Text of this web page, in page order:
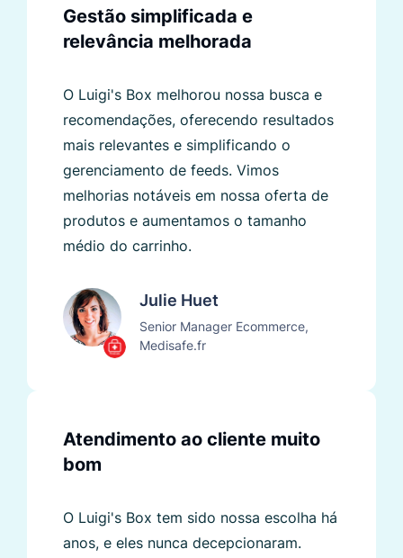
Gestão simplificada e
relevância melhorada
O Luigi's Box melhorou nossa busca e
recomendações, oferecendo resultados
mais relevantes e simplificando o
gerenciamento de feeds. Vimos
melhorias notáveis ​​em nossa oferta de
produtos e aumentamos o tamanho
médio do carrinho.
Julie Huet
Senior Manager Ecommerce,
Medisafe.fr
Atendimento ao cliente muito
bom
O Luigi's Box tem sido nossa escolha há
anos, e eles nunca decepcionaram.